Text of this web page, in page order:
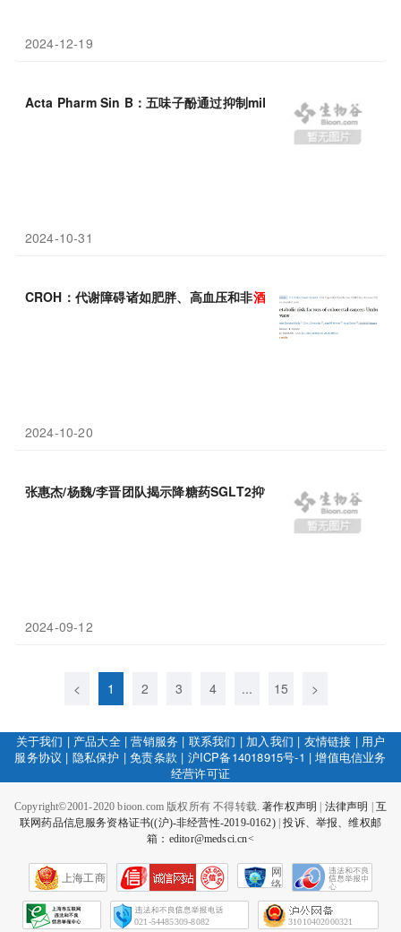
2024-12-19
Acta Pharm Sin B：五味子酚通过抑制miR-802激活ampk介导的
2024-10-31
CROH：代谢障碍诸如肥胖、高血压和非酒精性脂肪肝等与肠癌风
2024-10-20
张惠杰/杨魏/李晋团队揭示降糖药SGLT2抑制剂改善非酒精性
2024-09-12
< 1 2 3 4 ... 15 >
关于我们 | 产品大全|营销服务 | 联系我们 | 加入我们 | 友情链接 | 用户
服务协议 | 隐私保护 |免责条款 | 沪ICP备14018915号-1 |增值电信业务
经营许可证
Copyright©2001-2020 bioon.com 版权所有 不得转载.著作权声明 法律声明
互
联网药品信息服务资格证书((沪)-非经营性-2019-0162)|投诉、举报、维权邮
箱：editor@medsci.cn<
上海工商
网
络
会
征
021-54485309-8082 31010402000321